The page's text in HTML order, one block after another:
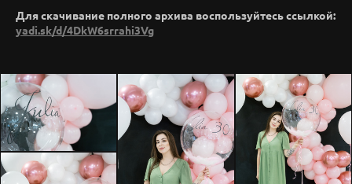
Для скачивание полного архива воспользуйтесь ссылкой:
yadi.sk/d/4DkW6srrahi3Vg